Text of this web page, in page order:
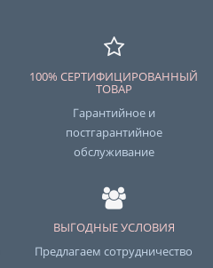
100% СЕРТИФИЦИРОВАННЫЙ
ТОВАР
Гарантийное и
постгарантийное
обслуживание
ВЫГОДНЫЕ УСЛОВИЯ
Предлагаем сотрудничество